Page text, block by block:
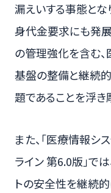
漏えいする事態とな
身代金要求にも発
の管理強化を含む
基盤の整備と継続
題であることを浮き
また、「医療情報シ
ライン 第6.0版」で
トの安全性を継続